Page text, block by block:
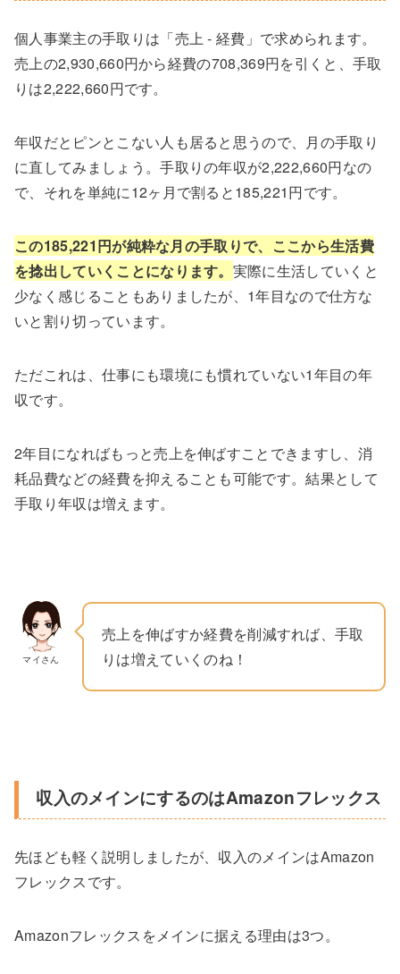
個人事業主の手取りは「売上 ‐ 経費」で求められます。
売上の2,930,660円から経費の708,369円を引くと、手取
りは2,222,660円です。
年収だとピンとこない人も居ると思うので、月の手取り
に直してみましょう。手取りの年収が2,222,660円なの
で、それを単純に12ヶ月で割ると185,221円です。
この185,221円が純粋な月の手取りで、ここから生活費
を捻出していくことになります。 実際に生活していくと
少なく感じることもありましたが、1年目なので仕方な
いと割り切っています。
ただこれは、仕事にも環境にも慣れていない1年目の年
収です。
2年目になればもっと売上を伸ばすことできますし、消
耗品費などの経費を抑えることも可能です。結果として
手取り年収は増えます。
マイさん
売上を伸ばすか経費を削減すれば、手取
りは増えていくのね！
収入のメインにするのはAmazonフレックス
先ほども軽く説明しましたが、収入のメインはAmazon
フレックスです。
Amazonフレックスをメインに据える理由は3つ。